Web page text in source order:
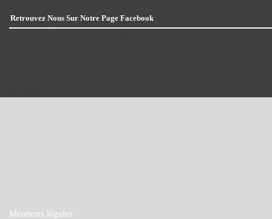
Retrouvez Nous Sur Notre Page Facebook
Mentions légales